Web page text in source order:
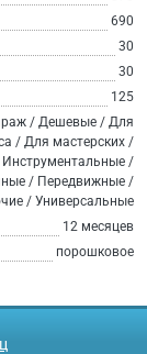
690
30
30
125
/ Дешевые / Для
/ Для мастерских /
/
/ Передвижные /
/ Универсальные
12 месяцев
порошковое